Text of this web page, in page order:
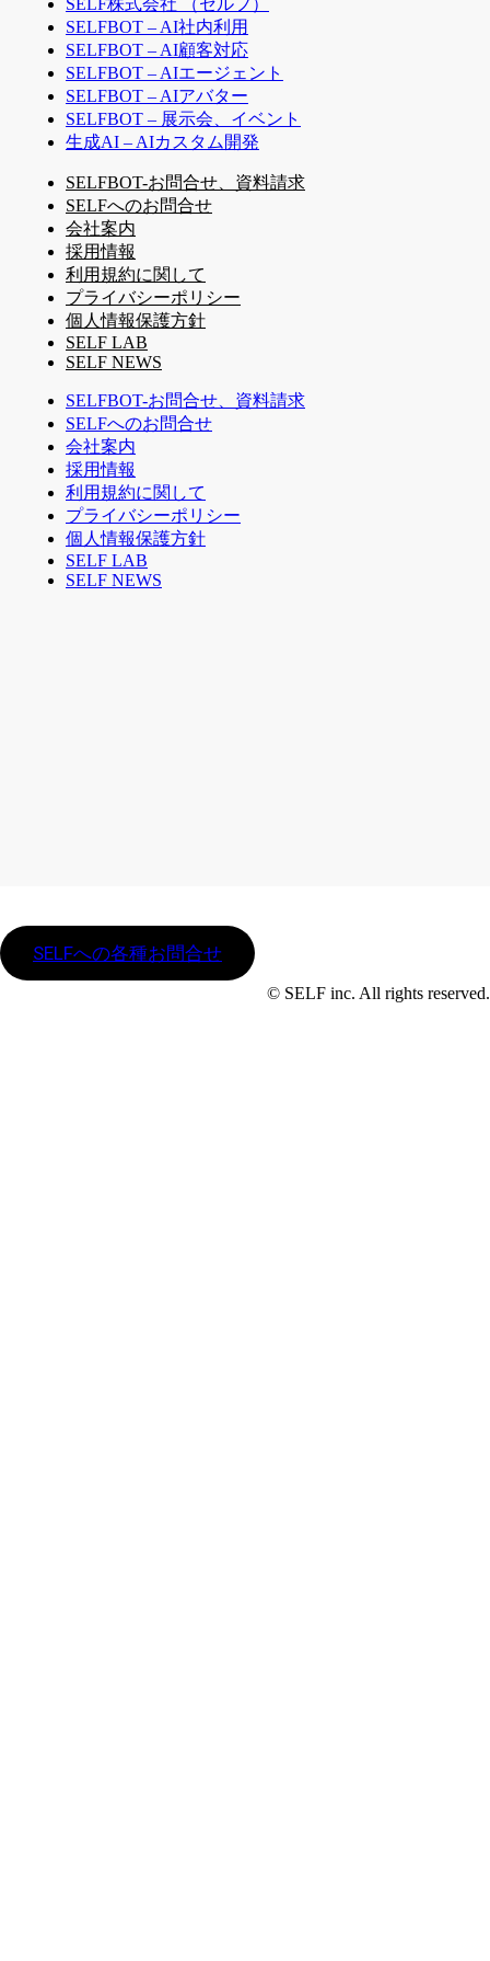
SELFBOT – AI社内利用
SELFBOT – AI顧客対応
SELFBOT – AIエージェント
SELFBOT – AIアバター
SELFBOT – 展示会、イベント
生成AI – AIカスタム開発
SELFBOT-お問合せ、資料請求
SELFへのお問合せ
会社案内
採用情報
利用規約に関して
プライバシーポリシー
個人情報保護方針
SELF LAB
SELF NEWS
SELFBOT-お問合せ、資料請求
SELFへのお問合せ
会社案内
採用情報
利用規約に関して
プライバシーポリシー
個人情報保護方針
SELF LAB
SELF NEWS
SELFへの各種お問合せ
© SELF inc. All rights reserved.